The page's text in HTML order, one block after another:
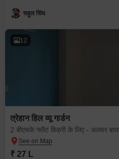
राहुल सिंघ
12
त्रेहान हिल व्यू गार्डन
2 बीएचके फ्लैट बिक्री के लिए - अलवर
₹ 27 L